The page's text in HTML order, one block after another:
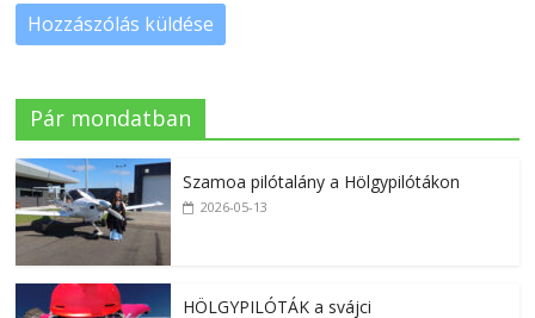
Pár mondatban
Szamoa pilótalány a Hölgypilótákon
2026-05-13
HÖLGYPILÓTÁK a svájci